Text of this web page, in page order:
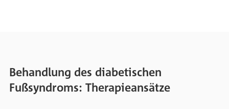
Behandlung des diabetischen
Fußsyndroms: Therapieansätze